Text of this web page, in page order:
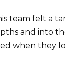
team felt a
and into
when they